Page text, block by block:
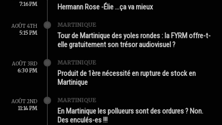
7:16 PM
Hermann Rose -Élie …ça va mieux
AOÛT 4TH
5:15 PM
MARTINIQUE
Tour de Martinique des yoles rondes : la FYRM offre-t-
elle gratuitement son trésor audiovisuel ?
AOÛT 3RD
6:30 PM
MARTINIQUE
Produit de 1ère nécessité en rupture de stock en
Martinique
AOÛT 2ND
11:14 PM
MARTINIQUE
En Martinique les pollueurs sont des ordures ? Non.
Des enculés-es !!!